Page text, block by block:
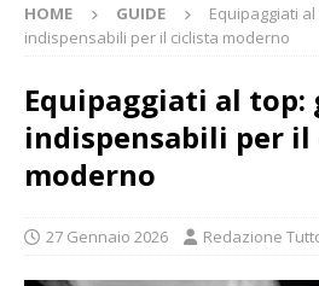
HOME GUIDE
Equipaggiati
indispensabili per il ciclista moderno
Equipaggiati al top:
indispensabili per
moderno
27 Gennaio 2026 Redazione